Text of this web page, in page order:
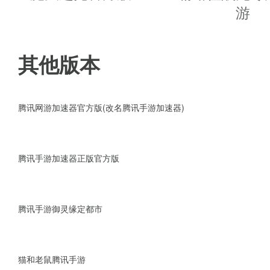
神器收集关卡劲战，海量萌宠任
斗阵，选择你喜欢的职业创造修仙
游
其他版本
腾讯网游加速器官方版(改名腾讯手游加速器)
腾讯手游加速器正版官方版
腾讯手游御灵缘定都市
猫和老鼠腾讯手游